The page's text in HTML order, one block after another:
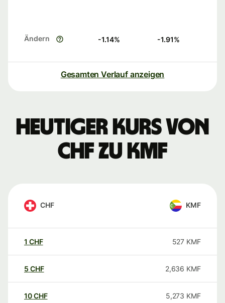
Ändern -1.14% -1.91%
Gesamten Verlauf anzeigen
Heutiger Kurs von
CHF zu KMF
CHF KMF
1 CHF 527 KMF
5 CHF 2,636 KMF
10CHF 5,273 KMF